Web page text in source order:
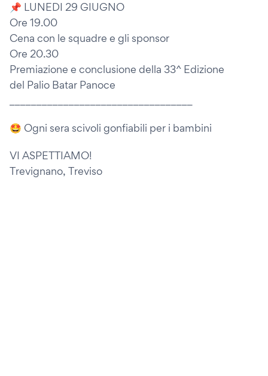
📌 LUNEDI 29 GIUGNO
Ore 19.00
Cena con le squadre e gli sponsor
Ore 20.30
Premiazione e conclusione della 33^ Edizione
del Palio Batar Panoce
🤩 Ogni sera scivoli gonfiabili per i bambini
VI ASPETTIAMO!
Trevignano, Treviso